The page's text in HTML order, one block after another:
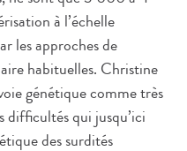
à l’échelle
les approches de
habituelles. Christine
génétique comme très
difficultés qui jusqu’ici
des surdités